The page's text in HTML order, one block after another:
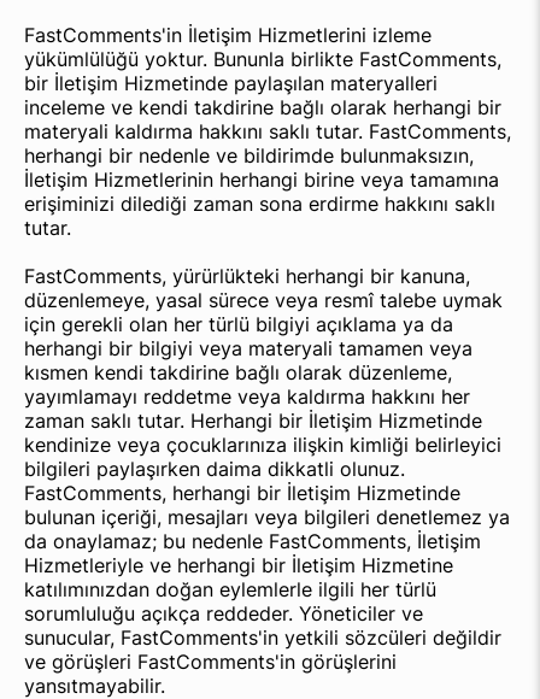
FastComments'in İletişim Hizmetlerini izleme
yükümlülüğü yoktur. Bununla birlikte FastComments,
bir İletişim Hizmetinde paylaşılan materyalleri
inceleme ve kendi takdirine bağlı olarak herhangi bir
materyali kaldırma hakkını saklı tutar. FastComments,
herhangi bir nedenle ve bildirimde bulunmaksızın,
İletişim Hizmetlerinin herhangi birine veya tamamına
erişiminizi dilediği zaman sona erdirme hakkını saklı
tutar.
FastComments, yürürlükteki herhangi bir kanuna,
düzenlemeye, yasal sürece veya resmî talebe uymak
için gerekli olan her türlü bilgiyi açıklama ya da
herhangi bir bilgiyi veya materyali tamamen veya
kısmen kendi takdirine bağlı olarak düzenleme,
yayımlamayı reddetme veya kaldırma hakkını her
zaman saklı tutar. Herhangi bir İletişim Hizmetinde
kendinize veya çocuklarınıza ilişkin kimliği belirleyici
bilgileri paylaşırken daima dikkatli olunuz.
FastComments, herhangi bir İletişim Hizmetinde
bulunan içeriği, mesajları veya bilgileri denetlemez ya
da onaylamaz; bu nedenle FastComments, İletişim
Hizmetleriyle ve herhangi bir İletişim Hizmetine
katılımınızdan doğan eylemlerle ilgili her türlü
sorumluluğu açıkça reddeder. Yöneticiler ve
sunucular, FastComments'in yetkili sözcüleri değildir
ve görüşleri FastComments'in görüşlerini
yansıtmayabilir.